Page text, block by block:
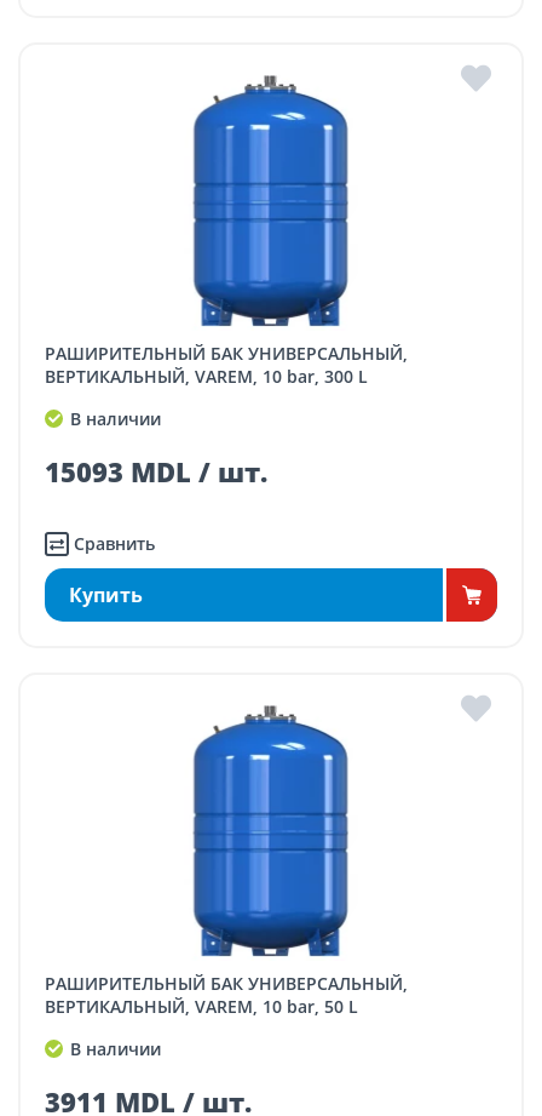
РАШИРИТЕЛЬНЫЙ БАК УНИВЕРСАЛЬНЫЙ,
ВЕРТИКАЛЬНЫЙ, VAREM, 10 bar, 300 L
В наличии
15093 MDL / шт.
Сравнить
Купить
РАШИРИТЕЛЬНЫЙ БАК УНИВЕРСАЛЬНЫЙ,
ВЕРТИКАЛЬНЫЙ, VAREM, 10 bar, 50 L
В наличии
3911 MDL / шт.